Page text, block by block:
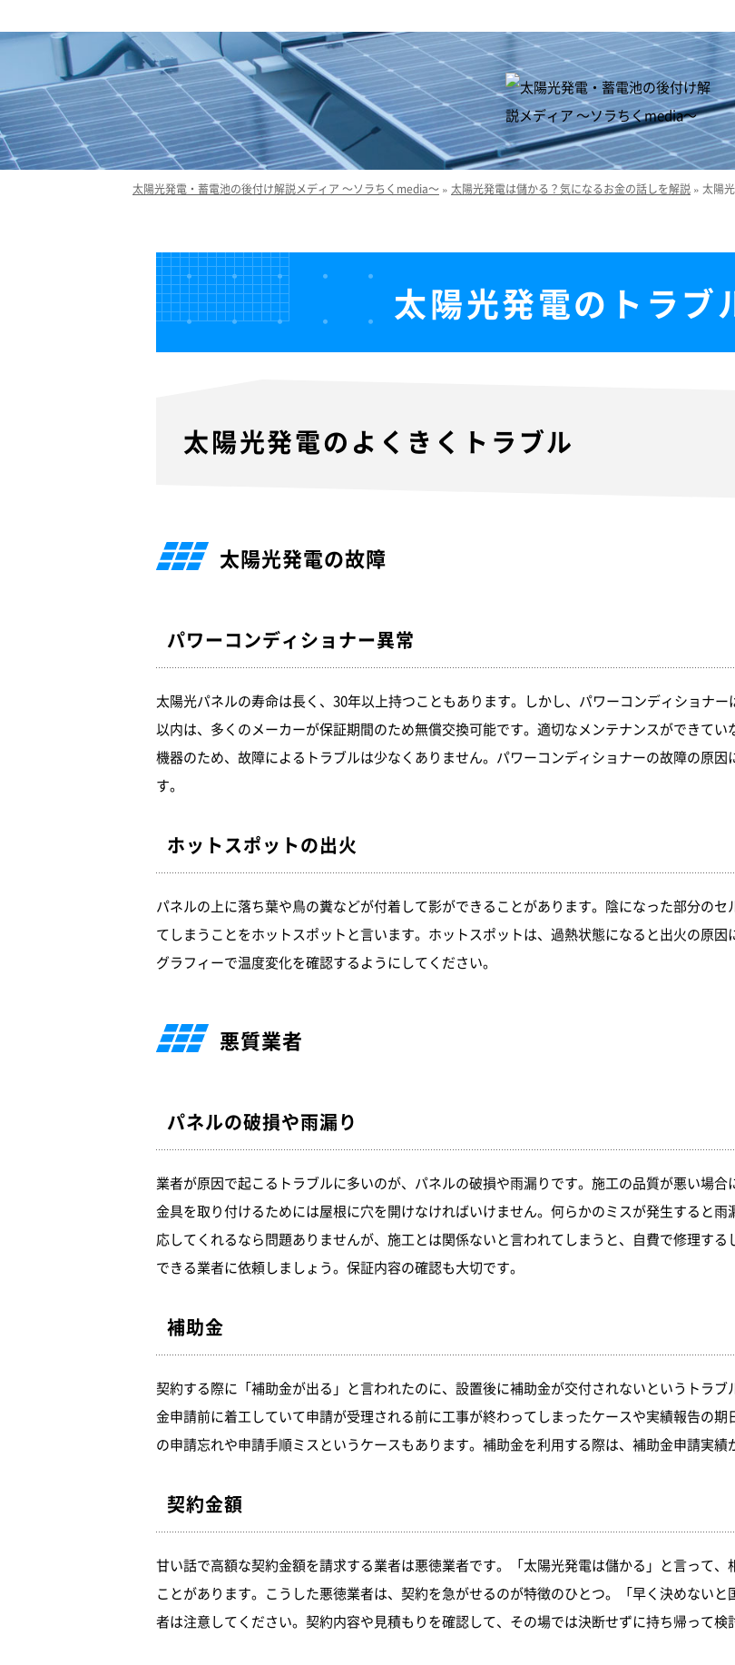
太陽光発電・蓄電池の後付け解説メディア ～ソラちくmedia～ » 太陽光発電は儲かる？気になるお金の話しを解説 » 太陽
太陽光発電のトラブ
太陽光発電のよくきくトラブル
太陽光発電の故障
パワーコンディショナー異常
太陽光パネルの寿命は長く、30年以上持つこともあります。しかし、パワーコンディショナ
以内は、多くのメーカーが保証期間のため無償交換可能です。適切なメンテナンスができて
機器のため、故障によるトラブルは少なくありません。パワーコンディショナーの故障の原
す。
ホットスポットの出火
パネルの上に落ち葉や鳥の糞などが付着して影ができることがあります。陰になった部分の
てしまうことをホットスポットと言います。ホットスポットは、過熱状態になると出火の原
グラフィーで温度変化を確認するようにしてください。
悪質業者
パネルの破損や雨漏り
業者が原因で起こるトラブルに多いのが、パネルの破損や雨漏りです。施工の品質が悪い場合
金具を取り付けるためには屋根に穴を開けなければいけません。何らかのミスが発生すると
応してくれるなら問題ありませんが、施工とは関係ないと言われてしまうと、自費で修理す
できる業者に依頼しましょう。保証内容の確認も大切です。
補助金
契約する際に「補助金が出る」と言われたのに、設置後に補助金が交付されないというトラ
金申請前に着工していて申請が受理される前に工事が終わってしまったケースや実績報告の
の申請忘れや申請手順ミスというケースもあります。補助金を利用する際は、補助金申請実績
契約金額
甘い話で高額な契約金額を請求する業者は悪徳業者です。「太陽光発電は儲かる」と言って
ことがあります。こうした悪徳業者は、契約を急がせるのが特徴のひとつ。「早く決めない
者は注意してください。契約内容や見積もりを確認して、その場では決断せずに持ち帰って検